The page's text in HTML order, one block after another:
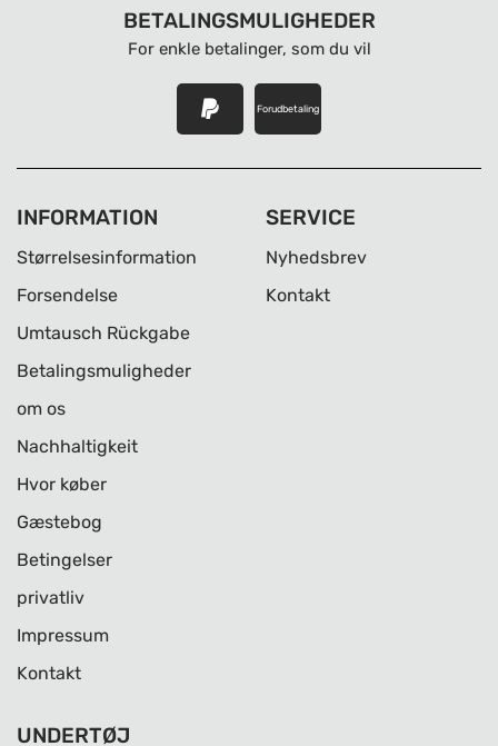
BETALINGSMULIGHEDER
For enkle betalinger, som du vil
Forudbetaling
INFORMATION
Størrelsesinformation
Forsendelse
Umtausch Rückgabe
Betalingsmuligheder
om os
Nachhaltigkeit
Hvor køber
Gæstebog
Betingelser
privatliv
Impressum
Kontakt
SERVICE
Nyhedsbrev
Kontakt
UNDERTØJ